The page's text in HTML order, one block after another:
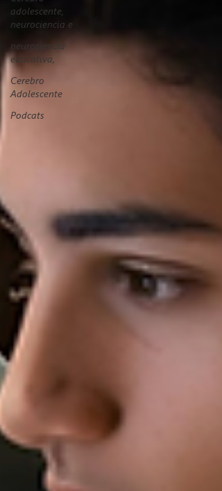
adolescente,
neurociencia e
neurociencia
educativa,
Cerebro
Adolescente
Podcats